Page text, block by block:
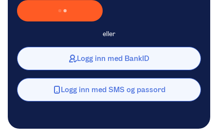
Laster inn Vipps …
eller
Logg inn med BankID
Logg inn med SMS og passord